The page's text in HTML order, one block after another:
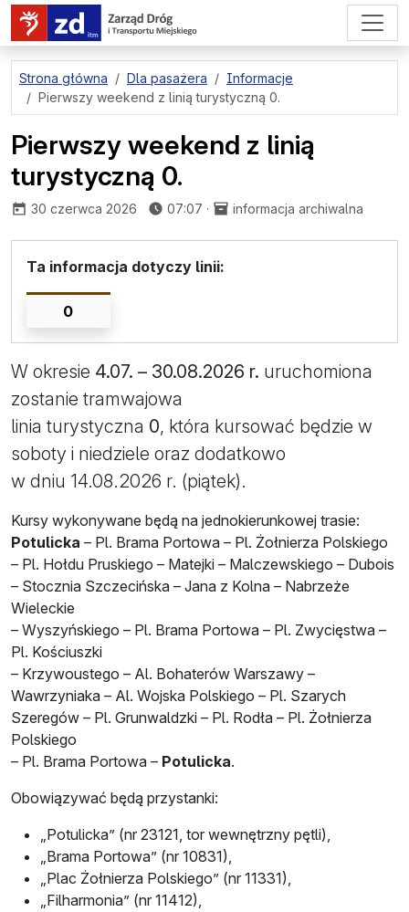
przejdź do treści strony
Strona główna Dla pasażera
Informacje
Pierwszy weekend z linią turystyczną 0.
Pierwszy weekend z linią
turystyczną 0.
opublikowano:
30 czerwca 2026 07:07 · informacja archiwalna
Ta informacja dotyczy linii:
0
W okresie 4.07. – 30.08.2026 r. uruchomiona
zostanie tramwajowa
linia turystyczna 0, która kursować będzie w
soboty i niedziele oraz dodatkowo
w dniu 14.08.2026 r. (piątek).
Kursy wykonywane będą na jednokierunkowej trasie:
Potulicka – Pl. Brama Portowa – Pl. Żołnierza Polskiego
– Pl. Hołdu Pruskiego – Matejki – Malczewskiego – Dubois
– Stocznia Szczecińska – Jana z Kolna – Nabrzeże
Wieleckie
– Wyszyńskiego – Pl. Brama Portowa – Pl. Zwycięstwa –
Pl. Kościuszki
– Krzywoustego – Al. Bohaterów Warszawy –
Wawrzyniaka – Al. Wojska Polskiego – Pl. Szarych
Szeregów – Pl. Grunwaldzki – Pl. Rodła – Pl. Żołnierza
Polskiego
– Pl. Brama Portowa – Potulicka.
Obowiązywać będą przystanki:
„Potulicka” (nr 23121, tor wewnętrzny pętli),
„Brama Portowa” (nr 10831),
„Plac Żołnierza Polskiego” (nr 11331),
„Filharmonia” (nr 11412),